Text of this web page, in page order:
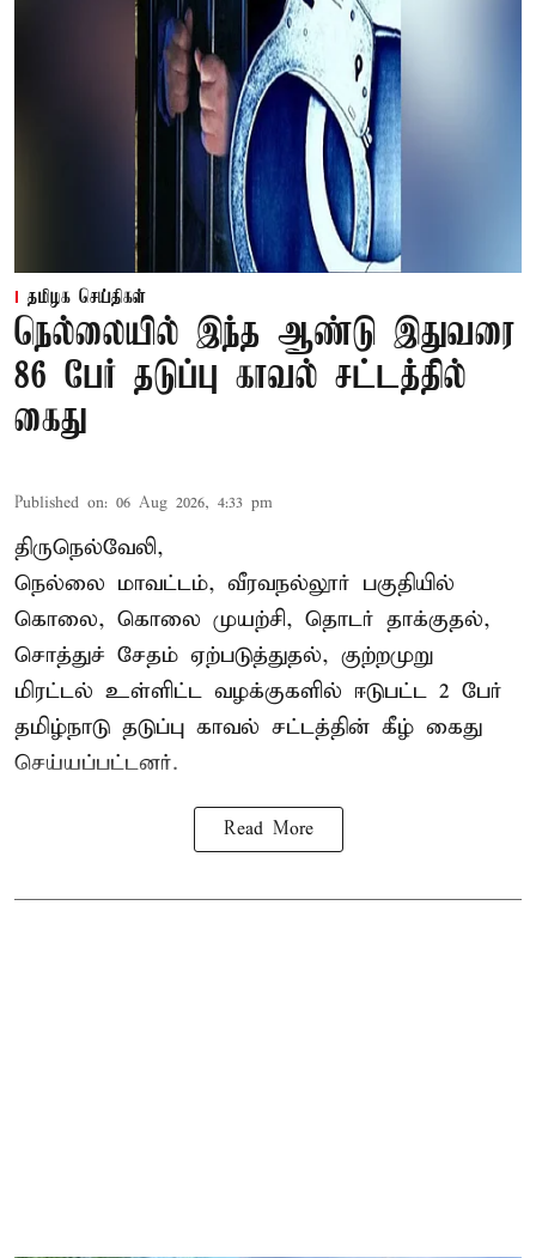
தமிழக செய்திகள்
நெல்லையில் இந்த ஆண்டு இதுவரை
86 பேர் தடுப்பு காவல் சட்டத்தில்
கைது
Published on: 06 Aug 2026, 4:33 pm
திருநெல்வேலி,
நெல்லை மாவட்டம், வீரவநல்லூர் பகுதியில்
கொலை, கொலை முயற்சி, தொடர் தாக்குதல்,
சொத்துச் சேதம் ஏற்படுத்துதல், குற்றமுறு
மிரட்டல் உள்ளிட்ட வழக்குகளில் ஈடுபட்ட 2 பேர்
தமிழ்நாடு தடுப்பு காவல் சட்டத்தின் கீழ் கைது
செய்யப்பட்டனர்.
Read More